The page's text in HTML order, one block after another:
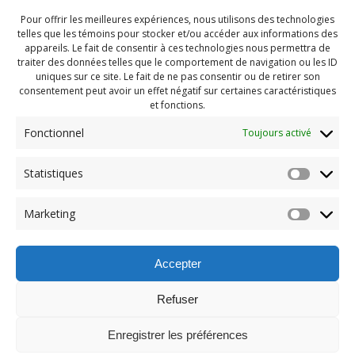
Pour offrir les meilleures expériences, nous utilisons des technologies
telles que les témoins pour stocker et/ou accéder aux informations des
appareils. Le fait de consentir à ces technologies nous permettra de
traiter des données telles que le comportement de navigation ou les ID
uniques sur ce site. Le fait de ne pas consentir ou de retirer son
consentement peut avoir un effet négatif sur certaines caractéristiques
et fonctions.
Fonctionnel Toujours activé
Statistiques
Marketing
Accepter
Refuser
Enregistrer les préférences
Navigation
de
l'article
Previous
Party fin été 2022 (98)
© 2026 Maison des Jeunes de Boucherville.